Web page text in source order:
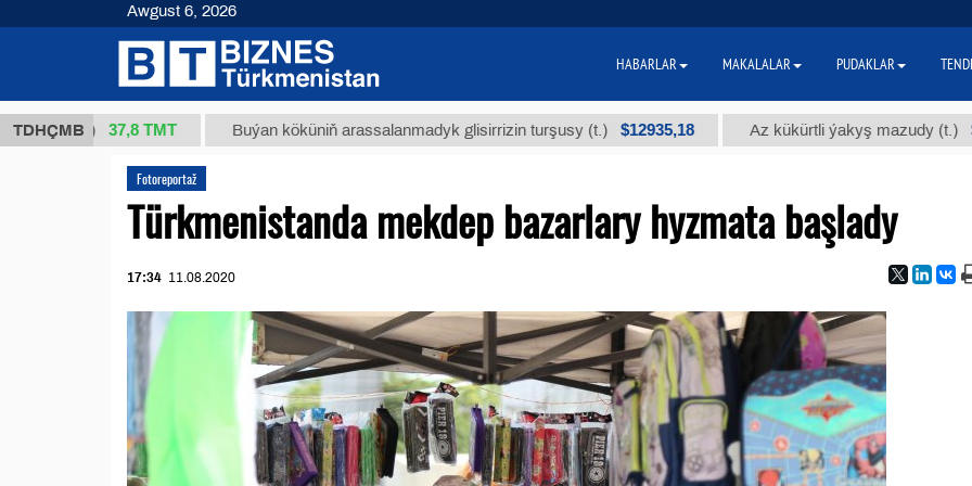
TDHÇMB
(kg.) 37,8 ТМТ Buýan köküniň arassalanmadyk glisirrizin turşusy (t.) $12935,18 Az kükürtli ýakyş mazudy (t.) $300
Fotoreportaž
Türkmenistanda mekdep bazarlary hyzmata başlady
17:34 11.08.2020
Awgust 6, 2026
HABARLAR MAKALALAR PUDAKLAR